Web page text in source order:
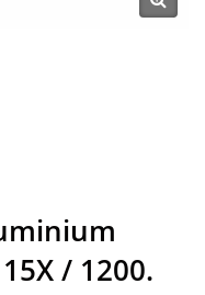
/ 1200.